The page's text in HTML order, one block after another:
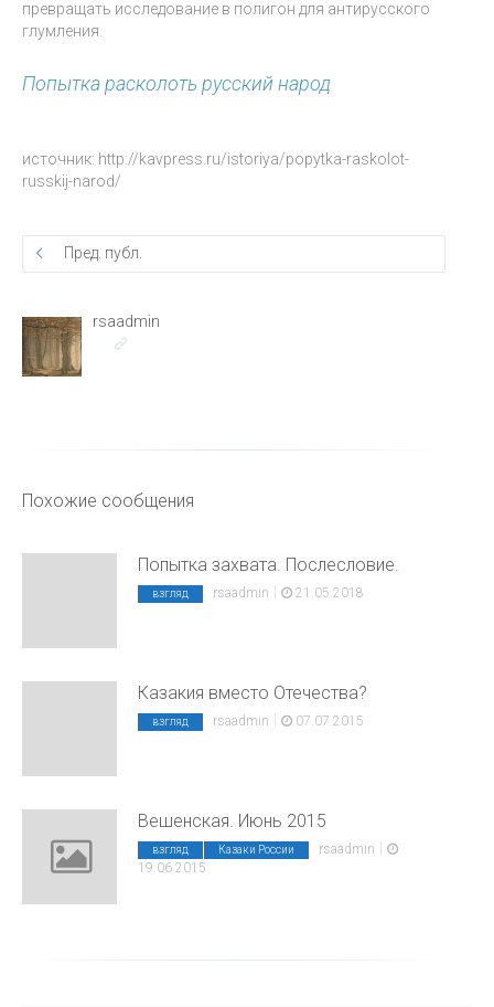
превращать исследование в полигон для антирусского
глумления.
Попытка расколоть русский народ
источник: http://kavpress.ru/istoriya/popytka-raskolot-
russkij-narod/
Пред. публ.
rsaadmin
Похожие сообщения
Попытка захвата. Послесловие.
взгляд rsaadmin | 21.05.2018
Казакия вместо Отечества?
взгляд rsaadmin | 07.07.2015
Вешенская. Июнь 2015
взгляд Казаки России rsaadmin |
19.06.2015